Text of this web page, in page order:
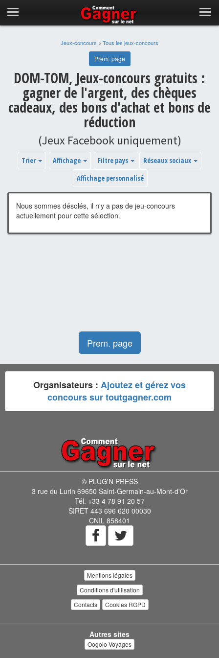
Jeux-concours > Tous les jeux-concours
Prem. page
DOM-TOM, Jeux-concours gratuits :
gagner de l'argent, des chèques
cadeaux, des bons d'achat et bons de
réduction
(Jeux Facebook uniquement)
Trier Affichage Filtre pays
Réseaux sociaux
Affichage personnalisé
Nous sommes désolés, il n'y a pas de jeu-concours
actuellement pour cette sélection.
Prem. page
Organisateurs : Ajoutez et gérez vos
concours sur toutgagner.com
© PLUG'N PRESS
3 rue du Lurin 69650 Saint-Germain-au-Mont-d'Or
Tél. +33 4 78 91 20 57
SIRET 443 696 620 00030
CNIL 858401
Mentions légales
Conditions d'utilisation
Contacts
Cookies RGPD
Autres sites
Oogolo Voyages